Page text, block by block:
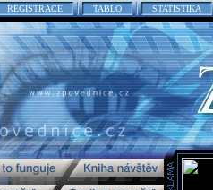
REGISTRACE TABLO STATISTIKA